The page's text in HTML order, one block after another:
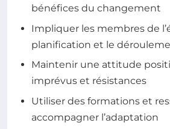
bénéfices du changement
Impliquer les membres de
planification et le
Maintenir une attitude
imprévus et résistances
Utiliser des formations et
accompagner l’adaptation